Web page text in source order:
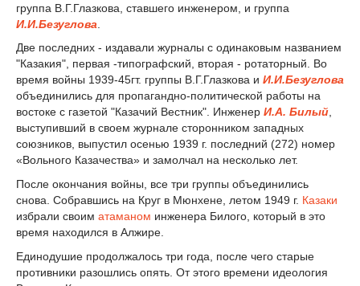
группа В.Г.Глазкова, ставшего инженером, и группа
И.И.Безуглова
Две последних - издавали журналы с одинаковым названием
"Казакия", первая -типографский, вторая - ротаторный. Во
время войны 1939-45гт. группы В.Г.Глазкова и И.И.Безуглова
объединились для пропагандно-политической работы на
востоке с газетой "Казачий Вестник". Инженер И.А. Билый,
выступивший в своем журнале сторонником западных
союзников, выпустил осенью 1939 г. последний (272) номер
«Вольного Казачества» и замолчал на несколько лет.
После окончания войны, все три группы объединились
снова. Собравшись на Круг в Мюнхене, летом 1949 г. Казаки
избрали своим атаманом инженера Билого, который в это
время находился в Алжире.
Единодушие продолжалось три года, после чего старые
противники разошлись опять. От этого времени идеология